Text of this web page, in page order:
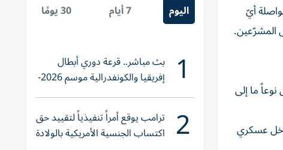
أيّ
ما أدى نوعاً ما إلى
عام 1973 يسمح للرئيس بشنّ تدخل عسكري
اليوم 7 أيام 30 يومًا
1 بث مباشر.. قرعة دوري أبطال
إفريقيا والكونفدرالية موسم 2026-
2027
2 ترامب يوقع أمراً تنفيذياً لتقييد حق
اكتساب الجنسية الأمريكية بالولادة